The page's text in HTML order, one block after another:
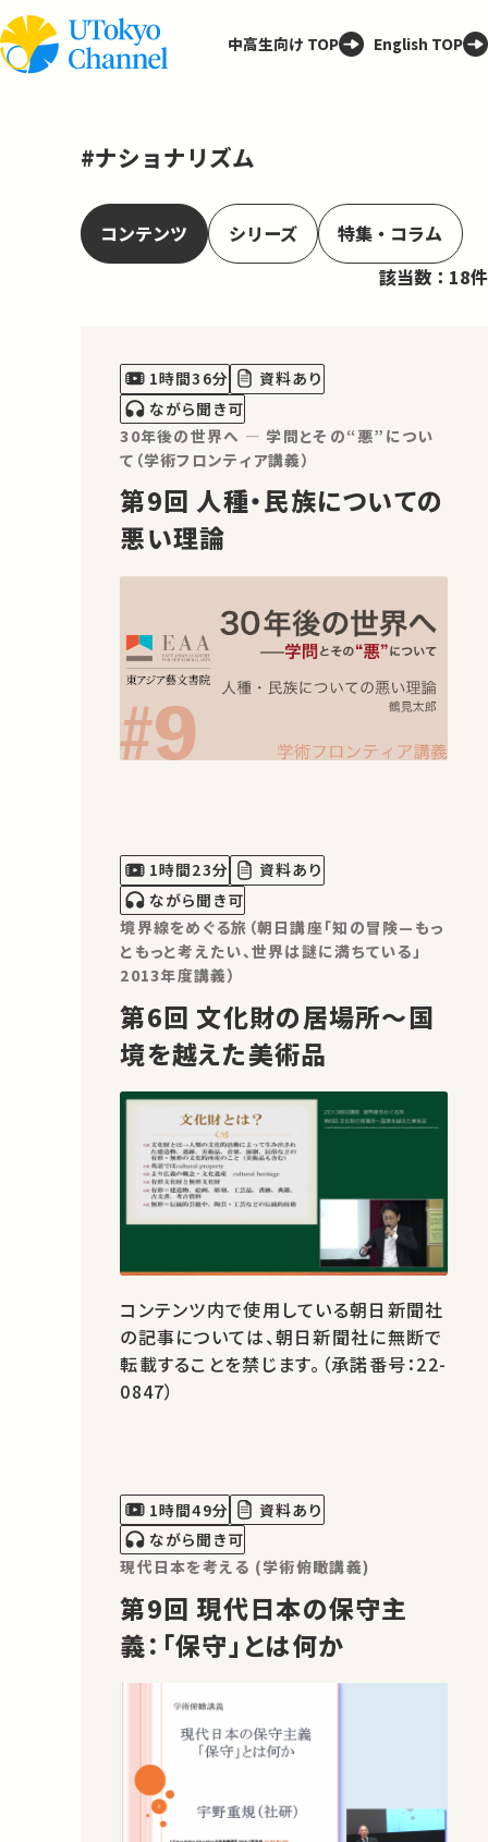
中高生向け TOP English TOP
#ナショナリズム
コンテンツ シリーズ
特集・コラム
該当数：18件
1時間36分
資料あり
ながら聞き可
30年後の世界へ ― 学問とその“悪”につい
て（学術フロンティア講義）
第9回 人種・民族についての
悪い理論
1時間23分
資料あり
ながら聞き可
境界線をめぐる旅（朝日講座「知の冒険—もっ
ともっと考えたい、世界は謎に満ちている」
2013年度講義）
第6回 文化財の居場所～国
境を越えた美術品
コンテンツ内で使用している朝日新聞社
の記事については、朝日新聞社に無断で
転載することを禁じます。（承諾番号：22-
0847）
1時間49分
資料あり
ながら聞き可
現代日本を考える (学術俯瞰講義)
第9回 現代日本の保守主
義：「保守」とは何か